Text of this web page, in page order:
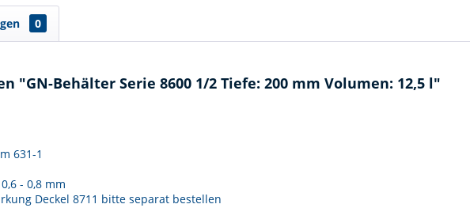
0
"GN-Behälter Serie 8600 1/2 Tiefe: 200 mm Volumen: 12,5 l"
631-1
- 0,8 mm
Deckel 8711 bitte separat bestellen